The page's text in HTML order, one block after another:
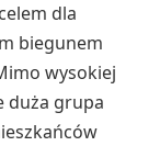
dla
biegunem
wysokiej
duża grupa